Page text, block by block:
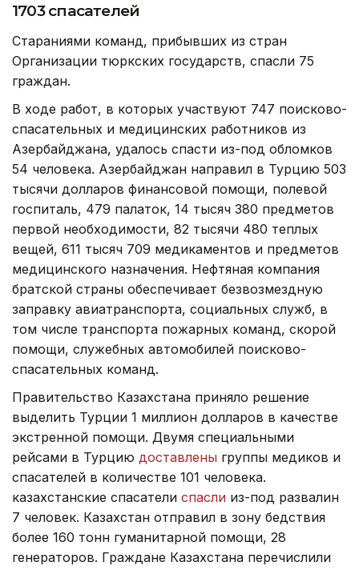
1703 спасателей
Стараниями команд, прибывших из стран
Организации тюркских государств, спасли 75
граждан.
В ходе работ, в которых участвуют 747 поисково-
спасательных и медицинских работников из
Азербайджана, удалось спасти из-под обломков
54 человека. Азербайджан направил в Турцию 503
тысячи долларов финансовой помощи, полевой
госпиталь, 479 палаток, 14 тысяч 380 предметов
первой необходимости, 82 тысячи 480 теплых
вещей, 611 тысяч 709 медикаментов и предметов
медицинского назначения. Нефтяная компания
братской страны обеспечивает безвозмездную
заправку авиатранспорта, социальных служб, в
том числе транспорта пожарных команд, скорой
помощи, служебных автомобилей поисково-
спасательных команд.
Правительство Казахстана приняло решение
выделить Турции 1 миллион долларов в качестве
экстренной помощи. Двумя специальными
рейсами в Турцию доставлены группы медиков и
спасателей в количестве 101 человека.
казахстанские спасатели спасли из-под развалин
7 человек. Казахстан отправил в зону бедствия
более 160 тонн гуманитарной помощи, 28
генераторов. Граждане Казахстана перечислили